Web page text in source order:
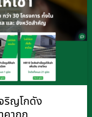
จริญโกดัง